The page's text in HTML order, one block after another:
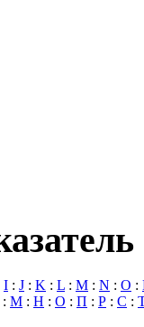
I : J : K : L : M : N : O :
: М : Н : О : П : Р : С :